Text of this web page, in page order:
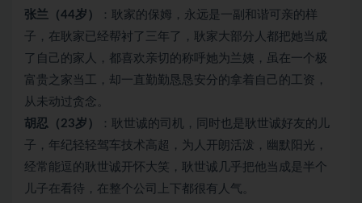
张兰（44岁）
：耿家的保姆，永远是一副和谐可亲的样
子，在耿家已经帮衬了三年了，耿家大部分人都把她当成
了自己的家人，都喜欢亲切的称呼她为兰姨，虽在一个极
富贵之家当工，却一直勤勤恳恳安分的拿着自己的工资，
从未动过贪念。
胡忍（23岁）
：耿世诚的司机，同时也是耿世诚好友的儿
子，年纪轻轻驾车技术高超，为人开朗活泼，幽默阳光，
经常能逗的耿世诚开怀大笑，耿世诚几乎把他当成是半个
儿子在看待，在整个公司上下都很有人气。